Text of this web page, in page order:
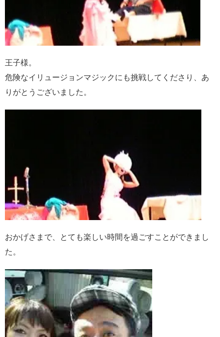
王子様。
危険なイリュージョンマジックにも挑戦してくださり、あ
りがとうございました。
おかげさまで、とても楽しい時間を過ごすことができまし
た。